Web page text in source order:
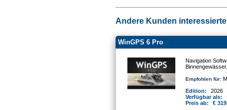
Andere Kunden
WinGPS 6 Pro
Navigation
Binnengewässer.
Empfohlen für:
Edition:
2026
Verfügbar als:
Preis ab:
€